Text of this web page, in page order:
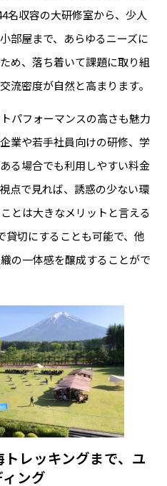
名収容の大研修室から、少人
部屋まで、あらゆるニーズに
め、落ち着いて課題に取り組
流密度が自然と高まります。
パフォーマンスの高さも魅力
業や若手社員向けの研修、学
る場合でも利用しやすい料金
点で見れば、誘惑の少ない環
とは大きなメリットと言える
貸切にすることも可能で、他
の一体感を醸成することがで
レッキングまで、ユ
ング